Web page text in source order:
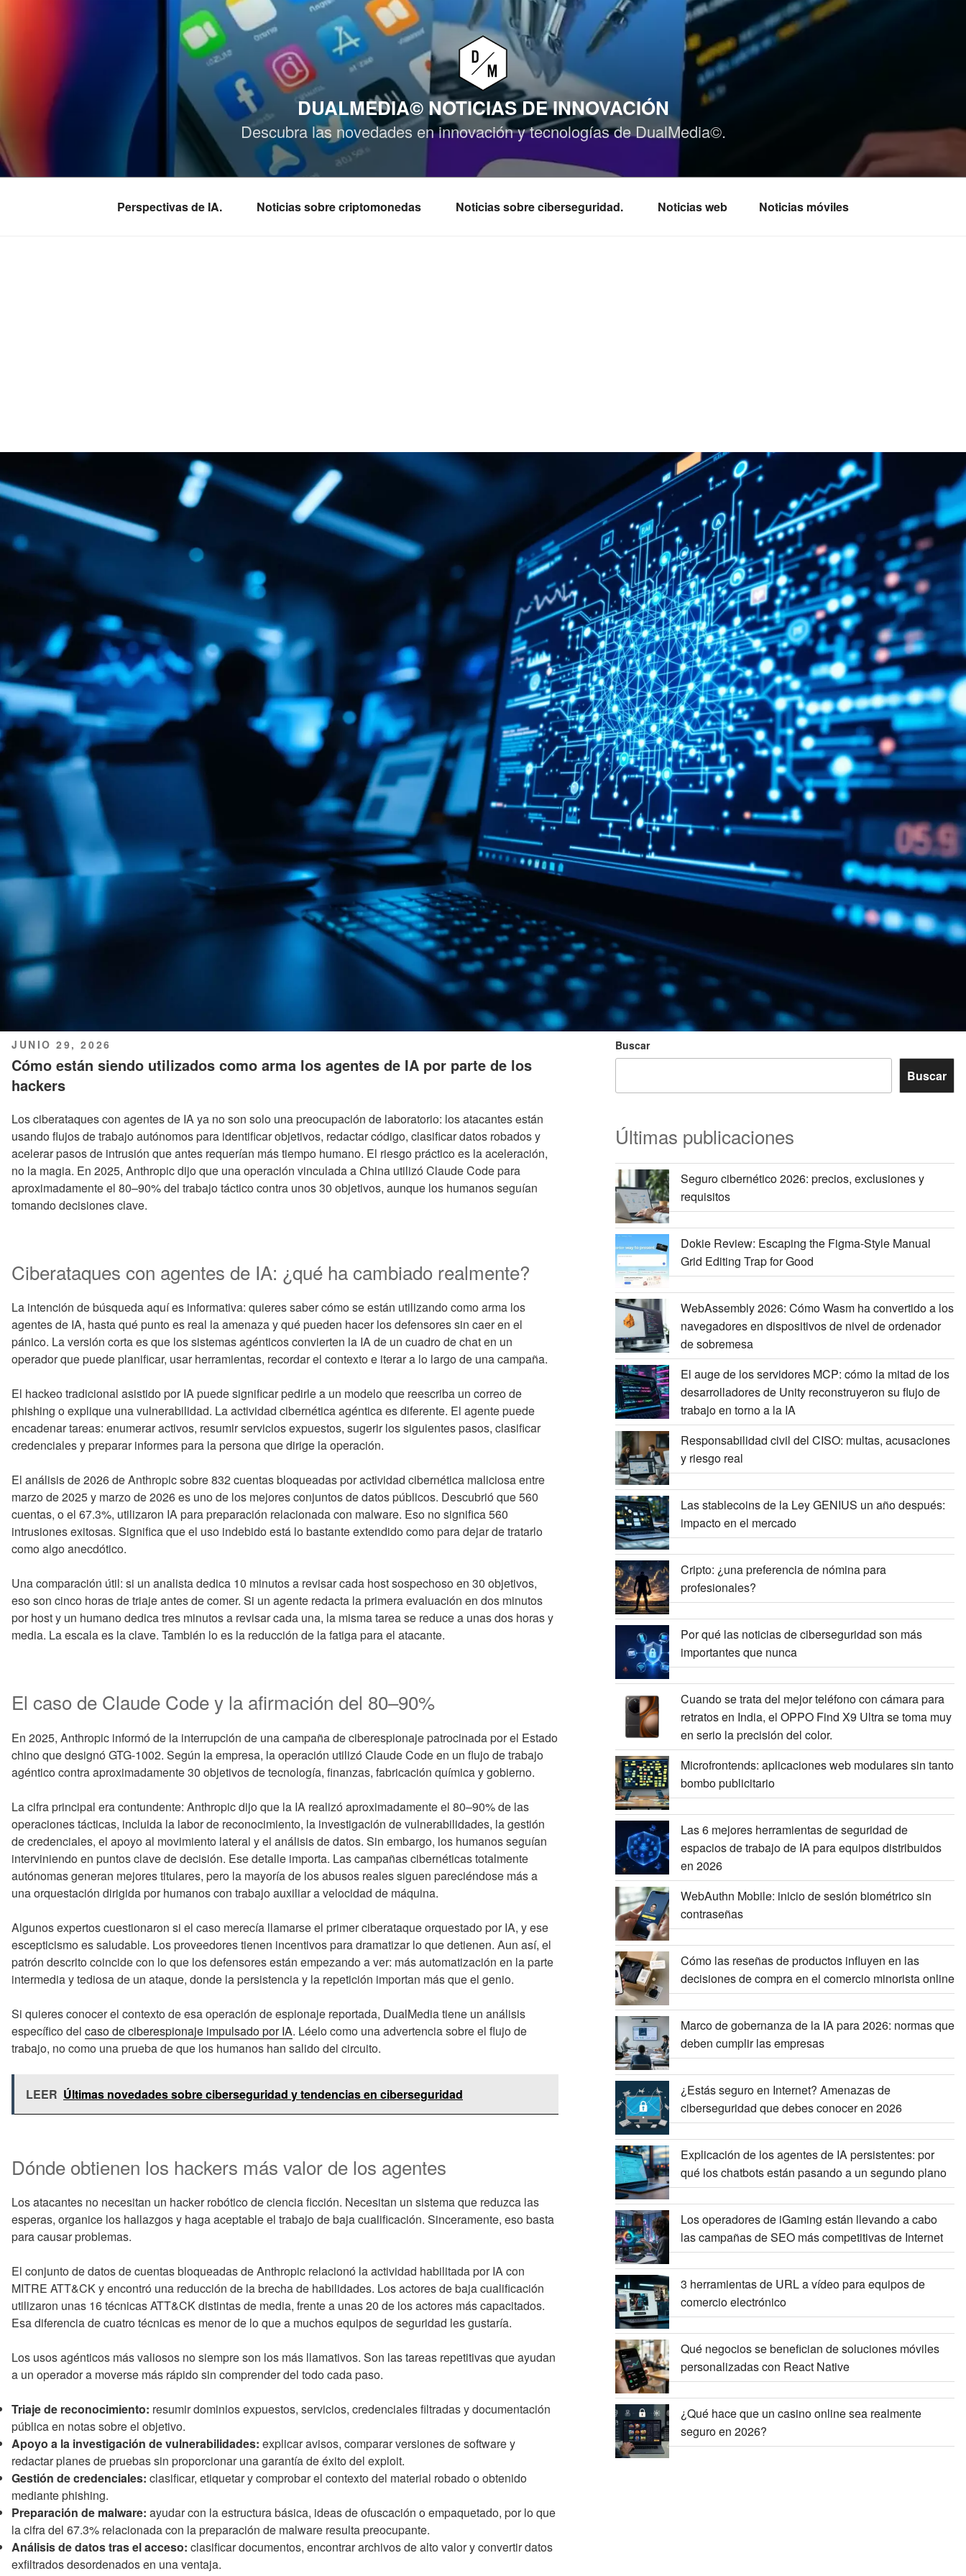
DUALMEDIA© NOTICIAS DE INNOVACIÓN
Descubra las novedades en innovación y tecnologías de DualMedia©.
Perspectivas de IA. Noticias sobre criptomonedas Noticias sobre ciberseguridad. Noticias web Noticias móviles
PUBLICADO
EL
JUNIO 29, 2026
Cómo están siendo utilizados como arma los agentes de IA por parte de los
hackers
Los ciberataques con agentes de IA ya no son solo una preocupación de laboratorio: los atacantes están
usando flujos de trabajo autónomos para identificar objetivos, redactar código, clasificar datos robados y
acelerar pasos de intrusión que antes requerían más tiempo humano. El riesgo práctico es la aceleración,
no la magia. En 2025, Anthropic dijo que una operación vinculada a China utilizó Claude Code para
aproximadamente el 80–90% del trabajo táctico contra unos 30 objetivos, aunque los humanos seguían
tomando decisiones clave.
Ciberataques con agentes de IA: ¿qué ha cambiado realmente?
La intención de búsqueda aquí es informativa: quieres saber cómo se están utilizando como arma los
agentes de IA, hasta qué punto es real la amenaza y qué pueden hacer los defensores sin caer en el
pánico. La versión corta es que los sistemas agénticos convierten la IA de un cuadro de chat en un
operador que puede planificar, usar herramientas, recordar el contexto e iterar a lo largo de una campaña.
El hackeo tradicional asistido por IA puede significar pedirle a un modelo que reescriba un correo de
phishing o explique una vulnerabilidad. La actividad cibernética agéntica es diferente. El agente puede
encadenar tareas: enumerar activos, resumir servicios expuestos, sugerir los siguientes pasos, clasificar
credenciales y preparar informes para la persona que dirige la operación.
El análisis de 2026 de Anthropic sobre 832 cuentas bloqueadas por actividad cibernética maliciosa entre
marzo de 2025 y marzo de 2026 es uno de los mejores conjuntos de datos públicos. Descubrió que 560
cuentas, o el 67.3%, utilizaron IA para preparación relacionada con malware. Eso no significa 560
intrusiones exitosas. Significa que el uso indebido está lo bastante extendido como para dejar de tratarlo
como algo anecdótico.
Una comparación útil: si un analista dedica 10 minutos a revisar cada host sospechoso en 30 objetivos,
eso son cinco horas de triaje antes de comer. Si un agente redacta la primera evaluación en dos minutos
por host y un humano dedica tres minutos a revisar cada una, la misma tarea se reduce a unas dos horas y
media. La escala es la clave. También lo es la reducción de la fatiga para el atacante.
El caso de Claude Code y la afirmación del 80–90%
En 2025, Anthropic informó de la interrupción de una campaña de ciberespionaje patrocinada por el Estado
chino que designó GTG-1002. Según la empresa, la operación utilizó Claude Code en un flujo de trabajo
agéntico contra aproximadamente 30 objetivos de tecnología, finanzas, fabricación química y gobierno.
La cifra principal era contundente: Anthropic dijo que la IA realizó aproximadamente el 80–90% de las
operaciones tácticas, incluida la labor de reconocimiento, la investigación de vulnerabilidades, la gestión
de credenciales, el apoyo al movimiento lateral y el análisis de datos. Sin embargo, los humanos seguían
interviniendo en puntos clave de decisión. Ese detalle importa. Las campañas cibernéticas totalmente
autónomas generan mejores titulares, pero la mayoría de los abusos reales siguen pareciéndose más a
una orquestación dirigida por humanos con trabajo auxiliar a velocidad de máquina.
Algunos expertos cuestionaron si el caso merecía llamarse el primer ciberataque orquestado por IA, y ese
escepticismo es saludable. Los proveedores tienen incentivos para dramatizar lo que detienen. Aun así, el
patrón descrito coincide con lo que los defensores están empezando a ver: más automatización en la parte
intermedia y tediosa de un ataque, donde la persistencia y la repetición importan más que el genio.
Si quieres conocer el contexto de esa operación de espionaje reportada, DualMedia tiene un análisis
específico del caso de ciberespionaje impulsado por IA. Léelo como una advertencia sobre el flujo de
trabajo, no como una prueba de que los humanos han salido del circuito.
LEER Últimas novedades sobre ciberseguridad y tendencias en ciberseguridad
Dónde obtienen los hackers más valor de los agentes
Los atacantes no necesitan un hacker robótico de ciencia ficción. Necesitan un sistema que reduzca las
esperas, organice los hallazgos y haga aceptable el trabajo de baja cualificación. Sinceramente, eso basta
para causar problemas.
El conjunto de datos de cuentas bloqueadas de Anthropic relacionó la actividad habilitada por IA con
MITRE ATT&CK y encontró una reducción de la brecha de habilidades. Los actores de baja cualificación
utilizaron unas 16 técnicas ATT&CK distintas de media, frente a unas 20 de los actores más capacitados.
Esa diferencia de cuatro técnicas es menor de lo que a muchos equipos de seguridad les gustaría.
Los usos agénticos más valiosos no siempre son los más llamativos. Son las tareas repetitivas que ayudan
a un operador a moverse más rápido sin comprender del todo cada paso.
Triaje de reconocimiento: resumir dominios expuestos, servicios, credenciales filtradas y documentación
pública en notas sobre el objetivo.
Apoyo a la investigación de vulnerabilidades: explicar avisos, comparar versiones de software y
redactar planes de pruebas sin proporcionar una garantía de éxito del exploit.
Gestión de credenciales: clasificar, etiquetar y comprobar el contexto del material robado o obtenido
mediante phishing.
Preparación de malware: ayudar con la estructura básica, ideas de ofuscación o empaquetado, por lo que
la cifra del 67.3% relacionada con la preparación de malware resulta preocupante.
Análisis de datos tras el acceso: clasificar documentos, encontrar archivos de alto valor y convertir datos
exfiltrados desordenados en una ventaja.
Buscar
Buscar
Últimas publicaciones
Seguro cibernético 2026: precios, exclusiones y
requisitos
Dokie Review: Escaping the Figma-Style Manual
Grid Editing Trap for Good
WebAssembly 2026: Cómo Wasm ha convertido a los
navegadores en dispositivos de nivel de ordenador
de sobremesa
El auge de los servidores MCP: cómo la mitad de los
desarrolladores de Unity reconstruyeron su flujo de
trabajo en torno a la IA
Responsabilidad civil del CISO: multas, acusaciones
y riesgo real
Las stablecoins de la Ley GENIUS un año después:
impacto en el mercado
Cripto: ¿una preferencia de nómina para
profesionales?
Por qué las noticias de ciberseguridad son más
importantes que nunca
Cuando se trata del mejor teléfono con cámara para
retratos en India, el OPPO Find X9 Ultra se toma muy
en serio la precisión del color.
Microfrontends: aplicaciones web modulares sin tanto
bombo publicitario
Las 6 mejores herramientas de seguridad de
espacios de trabajo de IA para equipos distribuidos
en 2026
WebAuthn Mobile: inicio de sesión biométrico sin
contraseñas
Cómo las reseñas de productos influyen en las
decisiones de compra en el comercio minorista online
Marco de gobernanza de la IA para 2026: normas que
deben cumplir las empresas
¿Estás seguro en Internet? Amenazas de
ciberseguridad que debes conocer en 2026
Explicación de los agentes de IA persistentes: por
qué los chatbots están pasando a un segundo plano
Los operadores de iGaming están llevando a cabo
las campañas de SEO más competitivas de Internet
3 herramientas de URL a vídeo para equipos de
comercio electrónico
Qué negocios se benefician de soluciones móviles
personalizadas con React Native
¿Qué hace que un casino online sea realmente
seguro en 2026?